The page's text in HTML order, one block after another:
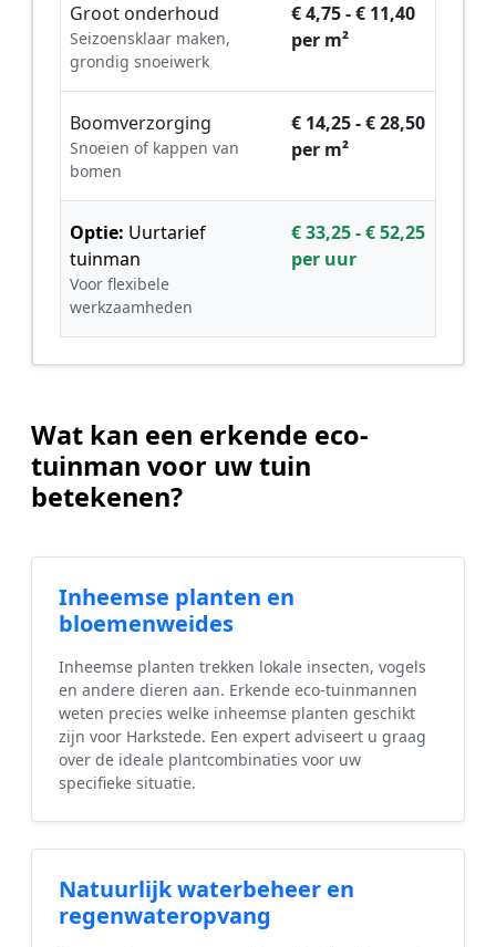
Groot onderhoud
Seizoensklaar maken,
grondig snoeiwerk
€ 4,75 - € 11,40
per m²
Boomverzorging
Snoeien of kappen van
bomen
€ 14,25 - € 28,50
per m²
Optie: Uurtarief
tuinman
Voor flexibele
werkzaamheden
€ 33,25 - € 52,25
per uur
Wat kan een erkende eco-
tuinman voor uw tuin
betekenen?
Inheemse planten en
bloemenweides
Inheemse planten trekken lokale insecten, vogels
en andere dieren aan. Erkende eco-tuinmannen
weten precies welke inheemse planten geschikt
zijn voor Harkstede. Een expert adviseert u graag
over de ideale plantcombinaties voor uw
specifieke situatie.
Natuurlijk waterbeheer en
regenwateropvang